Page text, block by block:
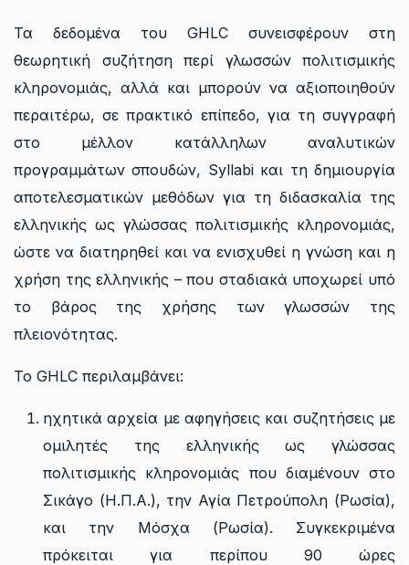
Τα δεδομένα του GHLC συνεισφέρουν στη
θεωρητική συζήτηση περί γλωσσών πολιτισμικής
κληρονομιάς, αλλά και μπορούν να αξιοποιηθούν
περαιτέρω, σε πρακτικό επίπεδο, για τη συγγραφή
στο μέλλον κατάλληλων αναλυτικών
προγραμμάτων σπουδών, Syllabi και τη δημιουργία
αποτελεσματικών μεθόδων για τη διδασκαλία της
ελληνικής ως γλώσσας πολιτισμικής κληρονομιάς,
ώστε να διατηρηθεί και να ενισχυθεί η γνώση και η
χρήση της ελληνικής – που σταδιακά υποχωρεί υπό
το βάρος της χρήσης των γλωσσών της
πλειονότητας.
To GHLC περιλαμβάνει:
ηχητικά αρχεία με αφηγήσεις και συζητήσεις με
ομιλητές της ελληνικής ως γλώσσας
πολιτισμικής κληρονομιάς που διαμένουν στο
Σικάγο (Η.Π.Α.), την Αγία Πετρούπολη (Ρωσία),
και την Μόσχα (Ρωσία). Συγκεκριμένα
πρόκειται για περίπου 90 ώρες